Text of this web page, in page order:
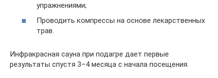
упражнениями;
Проводить компрессы на основе лекарственных
трав.
Инфракрасная сауна при подагре дает первые
результаты спустя 3–4 месяца с начала посещения.